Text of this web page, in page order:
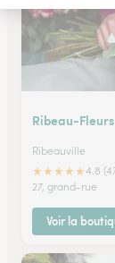
Ribeau-Fleurs
Ribeauville
★★★★★4.8
27, grand-rue
Voir la